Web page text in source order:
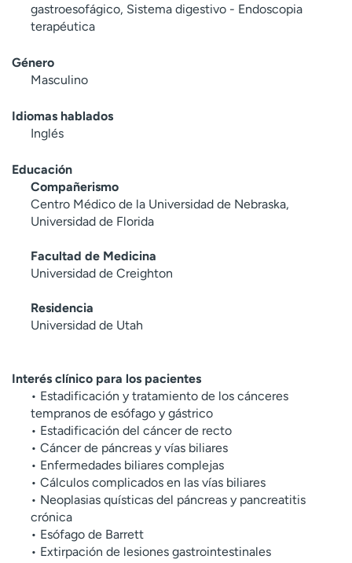
gastroesofágico, Sistema digestivo - Endoscopia
terapéutica
Género
Masculino
Idiomas hablados
Inglés
Educación
Compañerismo
Centro Médico de la Universidad de Nebraska,
Universidad de Florida
Facultad de Medicina
Universidad de Creighton
Residencia
Universidad de Utah
Interés clínico para los pacientes
• Estadificación y tratamiento de los cánceres
tempranos de esófago y gástrico
• Estadificación del cáncer de recto
• Cáncer de páncreas y vías biliares
• Enfermedades biliares complejas
• Cálculos complicados en las vías biliares
• Neoplasias quísticas del páncreas y pancreatitis
crónica
• Esófago de Barrett
• Extirpación de lesiones gastrointestinales